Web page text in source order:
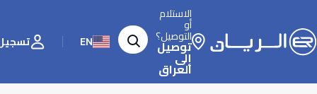
الاستلام
أو
التوصيل؟
توصيل
إلى
العراق
EN تسجيل